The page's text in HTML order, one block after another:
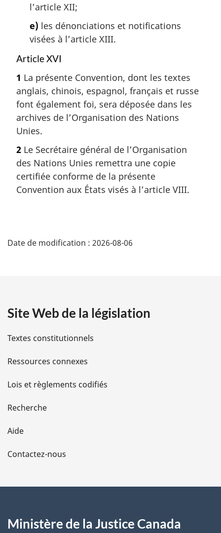
l’article XII;
e) les dénonciations et notifications
visées à l’article XIII.
Article XVI
1 La présente Convention, dont les textes
anglais, chinois, espagnol, français et russe
font également foi, sera déposée dans les
archives de l’Organisation des Nations
Unies.
2 Le Secrétaire général de l’Organisation
des Nations Unies remettra une copie
certifiée conforme de la présente
Convention aux États visés à l’article VIII.
é
i
l
s
d
e
l
a
e
Date de modification : 2026-08-06
Site Web de la législation
Textes constitutionnels
Ressources connexes
Lois et règlements codifiés
Recherche
Aide
Contactez-nous
Ministère de la Justice Canada